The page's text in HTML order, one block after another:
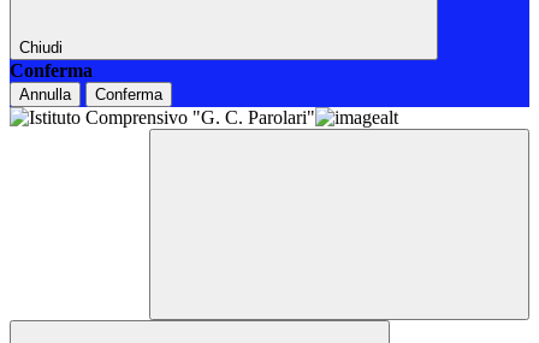
Chiudi
Conferma
Annulla Conferma